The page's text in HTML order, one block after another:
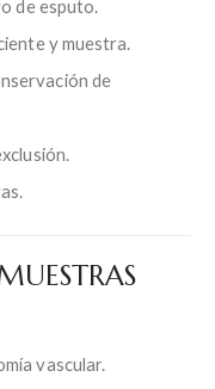
de esputo.
y muestra.
de
vascular.